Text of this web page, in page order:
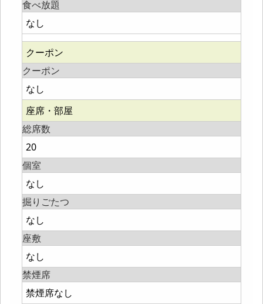
食べ放題
なし
クーポン
クーポン
なし
座席・部屋
総席数
20
個室
なし
掘りごたつ
なし
座敷
なし
禁煙席
禁煙席なし